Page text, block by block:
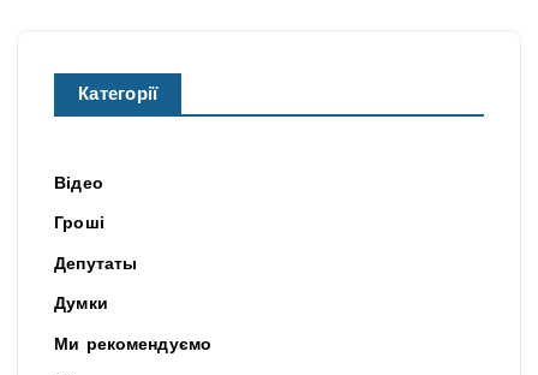
Категорії
Відео
Гроші
Депутаты
Думки
Ми рекомендуємо